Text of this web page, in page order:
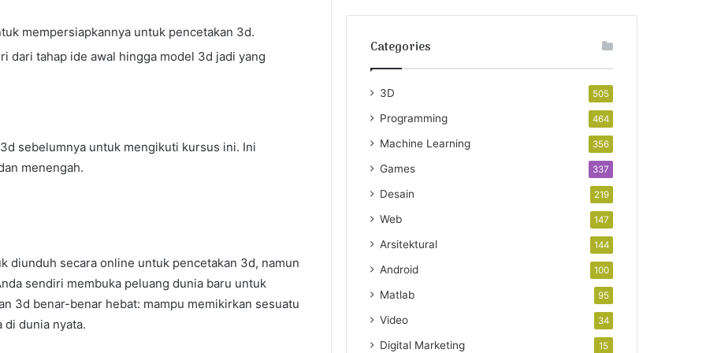
mempersiapkannya untuk pencetakan 3d.
dari tahap ide awal hingga model 3d jadi yang
sebelumnya untuk mengikuti kursus ini. Ini
menengah.
diunduh secara online untuk pencetakan 3d, namun
sendiri membuka peluang dunia baru untuk
3d benar-benar hebat: mampu memikirkan sesuatu
di dunia nyata.
Categories
3D 505
Programming 464
Machine Learning 356
Games 337
Desain 219
Web 147
Arsitektural 144
Android 100
Matlab 95
Video 34
Digital Marketing 15